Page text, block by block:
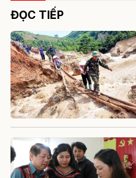
ĐỌC TIẾP